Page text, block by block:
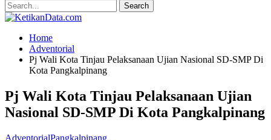
Home
Adventorial
Pj Wali Kota Tinjau Pelaksanaan Ujian Nasional SD-SMP Di
Kota Pangkalpinang
Pj Wali Kota Tinjau Pelaksanaan Ujian
Nasional SD-SMP Di Kota Pangkalpinang
AdventorialPangkalpinang